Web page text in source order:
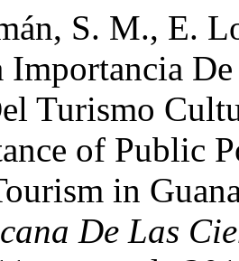
S. M., E.
Importancia
Turismo
of Public
in
De Las